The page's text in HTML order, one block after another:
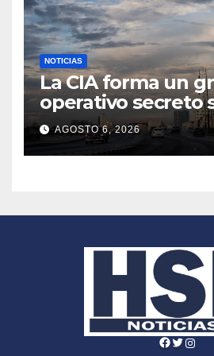
NOTICIAS
La CIA forma un
operativo secreto
AGOSTO 6, 2026
Facebook
Twitter